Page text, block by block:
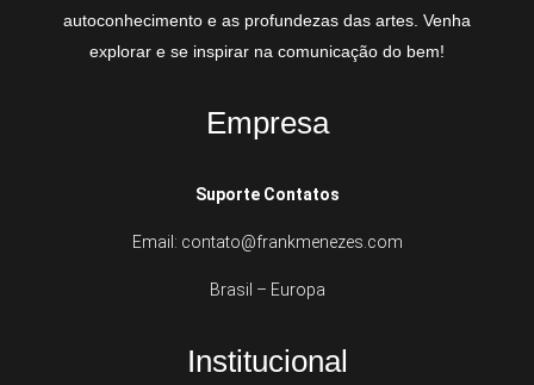
autoconhecimento e as profundezas das artes. Venha
explorar e se inspirar na comunicação do bem!
Empresa
Suporte Contatos
Email: contato@frankmenezes.com
Brasil – Europa
Institucional